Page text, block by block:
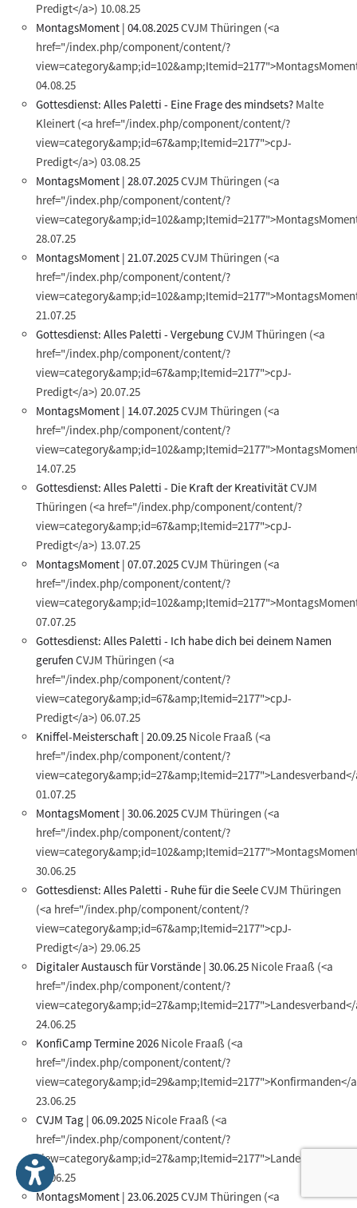
Predigt</a>) 10.08.25
MontagsMoment | 04.08.2025CVJM Thüringen (<a
href="/index.php/component/content/?
04.08.25
Gottesdienst: Alles Paletti - Eine Frage des mindsets? Malte
Kleinert (<a href="/index.php/component/content/?
view=category&amp;id=67&amp;Itemid=2177">cpJ-
Predigt</a>) 03.08.25
MontagsMoment | 28.07.2025CVJM Thüringen (<a
href="/index.php/component/content/?
28.07.25
MontagsMoment | 21.07.2025CVJM Thüringen (<a
href="/index.php/component/content/?
21.07.25
Gottesdienst: Alles Paletti - VergebungCVJM Thüringen (<a
href="/index.php/component/content/?
view=category&amp;id=67&amp;Itemid=2177">cpJ-
Predigt</a>) 20.07.25
MontagsMoment | 14.07.2025CVJM Thüringen (<a
href="/index.php/component/content/?
14.07.25
Gottesdienst: Alles Paletti - Die Kraft der KreativitätCVJM
Thüringen (<a href="/index.php/component/content/?
view=category&amp;id=67&amp;Itemid=2177">cpJ-
Predigt</a>) 13.07.25
MontagsMoment | 07.07.2025CVJM Thüringen (<a
href="/index.php/component/content/?
07.07.25
Gottesdienst: Alles Paletti - Ich habe dich bei deinem Namen
gerufen CVJM Thüringen (<a
href="/index.php/component/content/?
view=category&amp;id=67&amp;Itemid=2177">cpJ-
Predigt</a>) 06.07.25
Kniffel-Meisterschaft | 20.09.25 Nicole Fraaß (<a
href="/index.php/component/content/?
01.07.25
MontagsMoment | 30.06.2025CVJM Thüringen (<a
href="/index.php/component/content/?
30.06.25
Gottesdienst: Alles Paletti - Ruhe für die SeeleCVJM Thüringen
(<a href="/index.php/component/content/?
view=category&amp;id=67&amp;Itemid=2177">cpJ-
Predigt</a>) 29.06.25
Digitaler Austausch für Vorstände | 30.06.25 Nicole Fraaß (<a
href="/index.php/component/content/?
24.06.25
KonfiCamp Termine 2026 Nicole Fraaß (<a
href="/index.php/component/content/?
view=category&amp;id=29&amp;Itemid=2177">Konfirmanden</
23.06.25
CVJM Tag | 06.09.2025 Nicole Fraaß (<a
href="/index.php/component/content/?
23.06.25
MontagsMoment | 23.06.2025CVJM Thüringen (<a